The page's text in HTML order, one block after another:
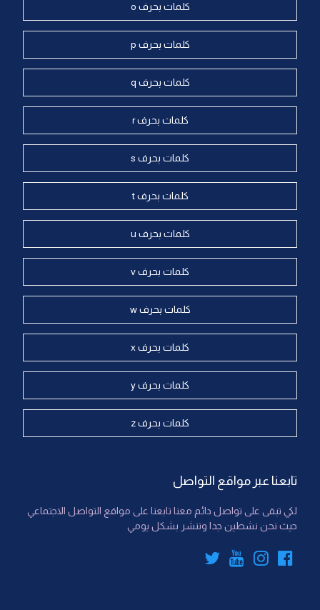
كلمات بحرف o
كلمات بحرف p
كلمات بحرف q
كلمات بحرف r
كلمات بحرف s
كلمات بحرف t
كلمات بحرف u
كلمات بحرف v
كلمات بحرف w
كلمات بحرف x
كلمات بحرف y
كلمات بحرف z
تابعنا عبر مواقع التواصل
لكي تبقى على تواصل دائم معنا تابعنا على مواقع التواصل الاجتماعي
حيث نحن نشطين جدا وننشر بشكل يومي